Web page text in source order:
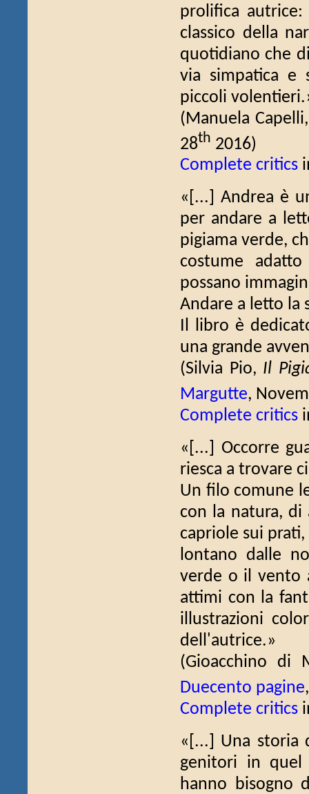
prolifica
classico della
quotidiano che
via simpatica e
piccoli
(Manuela
28th 2016)
Complete critics
«[...] Andrea è
per andare a
pigiama verde,
costume
possano
Andare a letto la
Il libro è
una grande
(Silvia Pio, Il
Margutte,
Complete critics
«[...] Occorre
riesca a trovare
Un filo comune
con la natura, di
capriole sui
lontano dalle
verde o il vento
attimi con la
illustrazioni
dell'autrice.»
(Gioacchino di
Duecento pagine
Complete critics
«[...] Una storia
genitori in
hanno bisogno